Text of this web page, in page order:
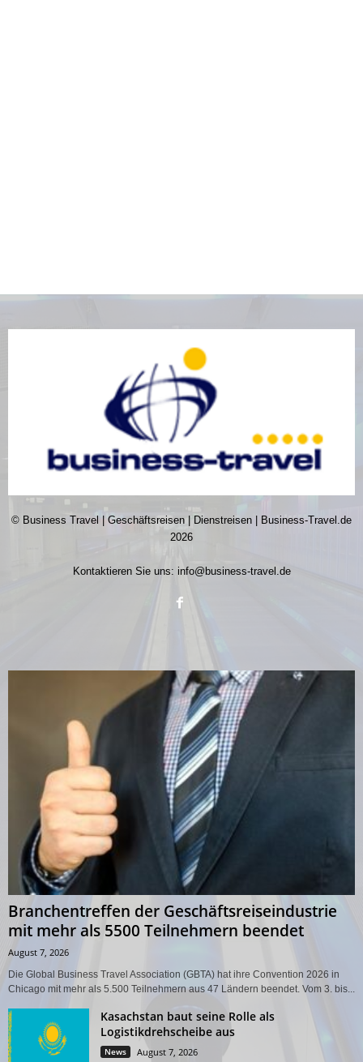
© Business Travel | Geschäftsreisen | Dienstreisen | Business-Travel.de
2026
Kontaktieren Sie uns: info@business-travel.de
Branchentreffen der Geschäftsreiseindustrie
mit mehr als 5500 Teilnehmern beendet
August 7, 2026
Die Global Business Travel Association (GBTA) hat ihre Convention 2026 in
Chicago mit mehr als 5.500 Teilnehmern aus 47 Ländern beendet. Vom 3. bis...
Kasachstan baut seine Rolle als
Logistikdrehscheibe aus
News August 7, 2026